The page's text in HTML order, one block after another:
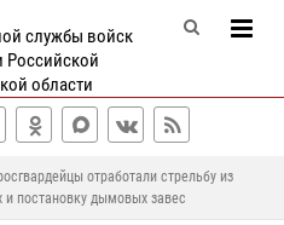
службы войск
Российской
области
отработали стрельбу из
и постановку дымовых завес